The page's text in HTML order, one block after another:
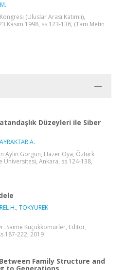
(Uluslar Arası Katımlı),
Kasım 1998, ss.123-136, (Tam Metin
Düzeyleri ile Siber
A.
Aylin Görgün, Hazer Oya, Öztürk
Üniversitesi, Ankara, ss.124-138,
H., TOKYÜREK
Saime Küçükkömürler, Editör,
222, 2019
Family Structure and